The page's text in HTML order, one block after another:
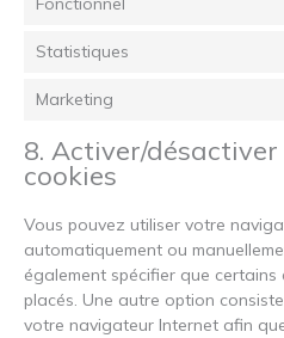
Statistiques
Marketing
8. Activer/
cookies
Vous pouvez utiliser votre
automatiquement ou
également spécifier que
placés. Une autre option
votre navigateur Internet afin